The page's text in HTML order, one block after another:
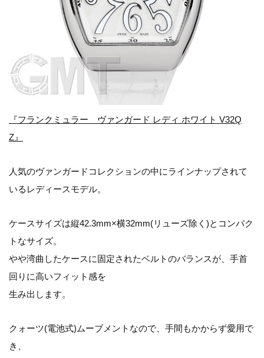
『フランクミュラー ヴァンガード レディ ホワイト V32Q
Z』
人気のヴァンガードコレクションの中にラインナップされて
いるレディースモデル。
ケースサイズは縦42.3mm×横32mm(リューズ除く)とコンパク
トなサイズ。
やや湾曲したケースに固定されたベルトのバランスが、手首
回りに高いフィット感を
生み出します。
クォーツ(電池式)ムーブメントなので、手間もかからず愛用で
き、